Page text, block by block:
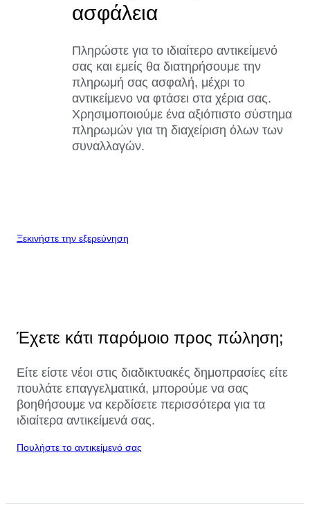
ασφάλεια
Πληρώστε για το ιδιαίτερο αντικείμενό
σας και εμείς θα διατηρήσουμε την
πληρωμή σας ασφαλή, μέχρι το
αντικείμενο να φτάσει στα χέρια σας.
Χρησιμοποιούμε ένα αξιόπιστο σύστημα
πληρωμών για τη διαχείριση όλων των
συναλλαγών.
Ξεκινήστε την εξερεύνηση
Έχετε κάτι παρόμοιο προς πώληση;
Είτε είστε νέοι στις διαδικτυακές δημοπρασίες είτε
πουλάτε επαγγελματικά, μπορούμε να σας
βοηθήσουμε να κερδίσετε περισσότερα για τα
ιδιαίτερα αντικείμενά σας.
Πουλήστε το αντικείμενό σας